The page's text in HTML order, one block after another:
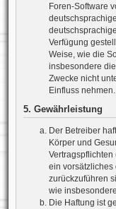
Foren-Software
Verfügung
Weise, wie die
insbesondere
Zwecke nicht
Einfluss nehmen.
5. Gewährleistung
Der Betreiber
Körper und
ein vorsätzliches
zurückzuführen
wie
Die Haftung ist